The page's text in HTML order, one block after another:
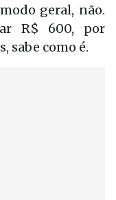
geral, não.
R$ 600, por
sabe como é.